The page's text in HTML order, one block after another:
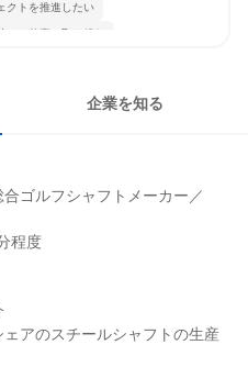
クトを推進したい
って仕事に取り組む
企業を知る
ゴルフシャフトメーカー／
程度
アのスチールシャフトの生産